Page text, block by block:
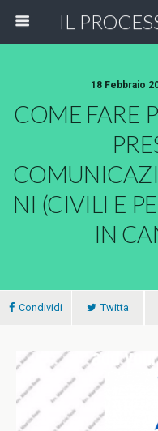
IL
18 Febbraio
COME FARE
NI (CIVILI E
IN
Condividi Twitta